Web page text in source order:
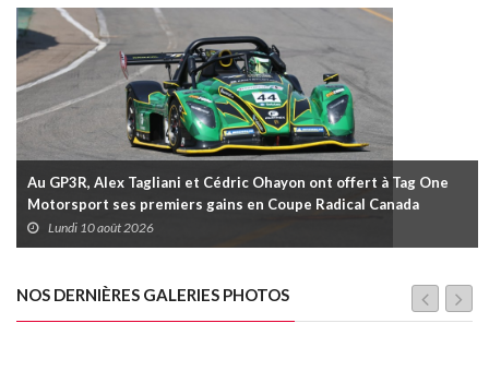
Au GP3R, Alex Tagliani et Cédric Ohayon ont offert à Tag One
Motorsport ses premiers gains en Coupe Radical Canada
Lundi 10 août 2026
NOS DERNIÈRES GALERIES PHOTOS